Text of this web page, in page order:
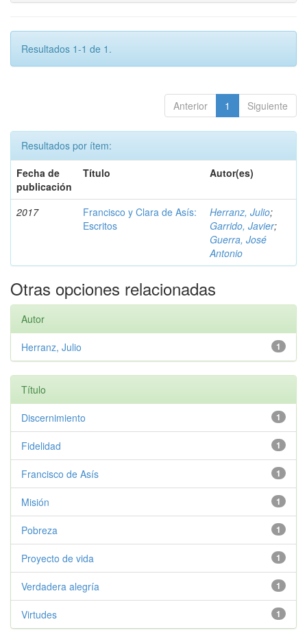
Resultados 1-1 de 1.
Anterior 1 Siguiente
Resultados por ítem:
Fecha de
publicación
Título Autor(es)
2017
Francisco y Clara de Asís:
Escritos
Herranz, Julio;
Garrido, Javier;
Guerra, José
Antonio
Otras opciones relacionadas
Autor
1
Herranz, Julio
Título
1
Discernimiento
1
Fidelidad
1
Francisco de Asís
1
Misión
1
Pobreza
1
Proyecto de vida
1
Verdadera alegría
1
Virtudes